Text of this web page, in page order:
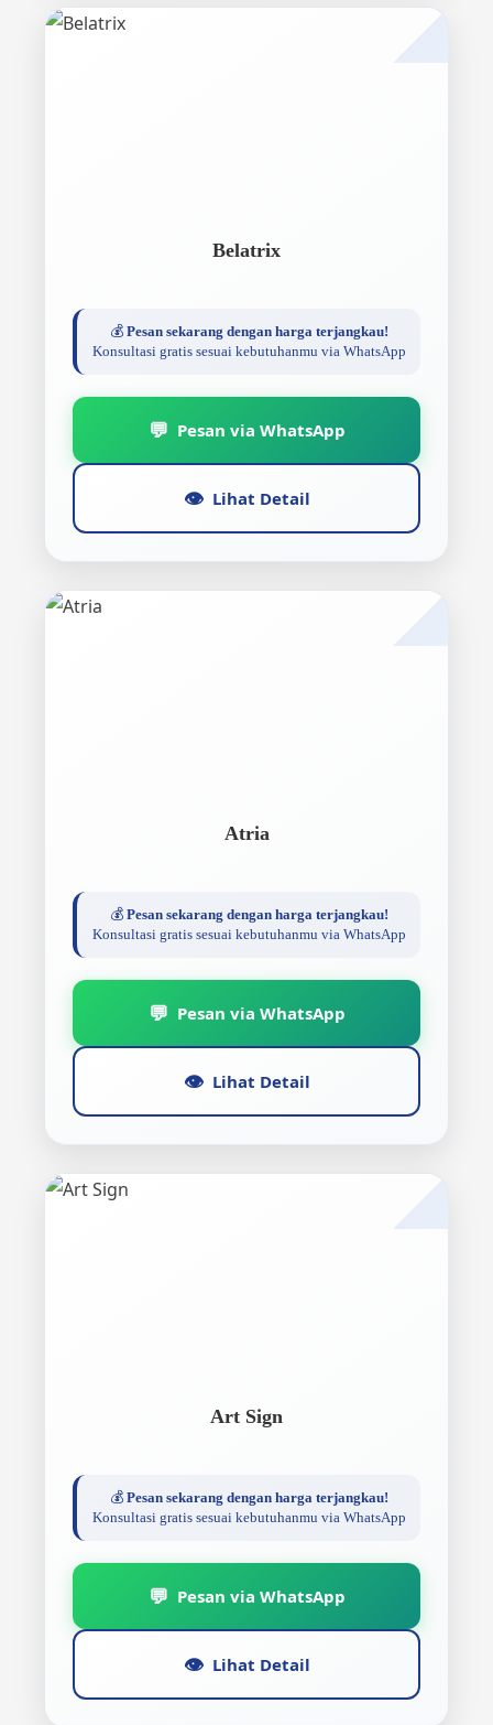
Belatrix
💰 Pesan sekarang dengan harga terjangkau!
Konsultasi gratis sesuai kebutuhanmu via WhatsApp
💬 Pesan via WhatsApp
👁️ Lihat Detail
Atria
💰 Pesan sekarang dengan harga terjangkau!
Konsultasi gratis sesuai kebutuhanmu via WhatsApp
💬 Pesan via WhatsApp
👁️ Lihat Detail
Art Sign
💰 Pesan sekarang dengan harga terjangkau!
Konsultasi gratis sesuai kebutuhanmu via WhatsApp
💬 Pesan via WhatsApp
👁️ Lihat Detail